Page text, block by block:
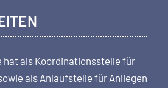
hat als Koordi­nations­stelle für
als Anlaufstelle für Anliegen